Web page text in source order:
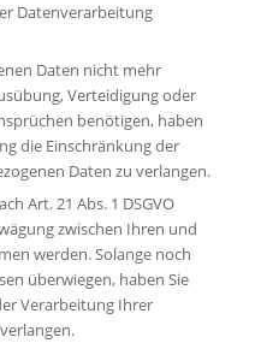
Datenverarbeitung
Daten nicht mehr
Verteidigung oder
benötigen, haben
die Einschränkung der
Daten zu verlangen.
Art. 21 Abs. 1 DSGVO
zwischen Ihren und
werden. Solange noch
überwiegen, haben Sie
Verarbeitung Ihrer